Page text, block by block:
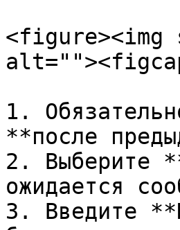
<figure><img
1.
**после
2. Выберите
ожидается
3. Введите